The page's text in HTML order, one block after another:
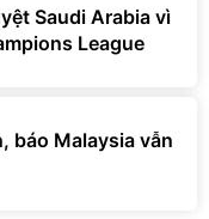
Saudi Arabia vì
League
báo Malaysia vẫn